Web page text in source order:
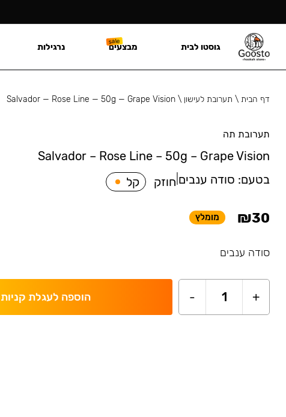
דף הבית\ תערובת לעישון \
Salvador — Rose Line — 50g — Grape Vision
תערובת תה
Salvador – Rose Line – 50g – Grape Vision
בטעם: סודה ענבים חוזק קל
₪30 מומלץ
סודה ענבים
+
1
- הוספה לעגלת קניות
גוסטו לבית מבצעים נרגילות